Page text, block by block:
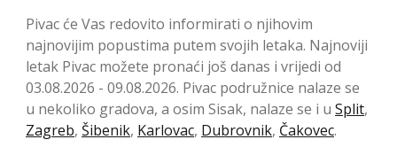
Pivac će Vas redovito informirati o njihovim
najnovijim popustima putem svojih letaka. Najnoviji
letak Pivac možete pronaći još danas i vrijedi od
03.08.2026 - 09.08.2026. Pivac podružnice nalaze se
u nekoliko gradova, a osim Sisak, nalaze se i u Split,
Zagreb, Šibenik, Karlovac, Dubrovnik, Čakovec.